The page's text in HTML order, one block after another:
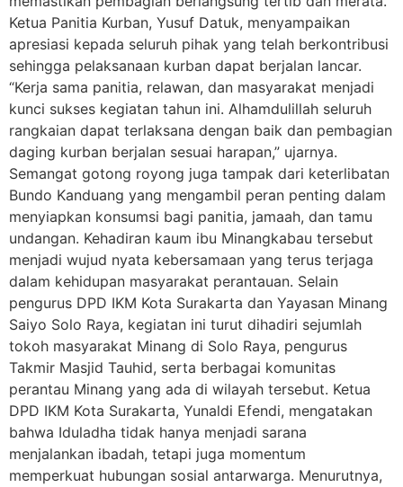
Ketua Panitia Kurban, Yusuf Datuk, menyampaikan
apresiasi kepada seluruh pihak yang telah berkontribusi
sehingga pelaksanaan kurban dapat berjalan lancar.
“Kerja sama panitia, relawan, dan masyarakat menjadi
kunci sukses kegiatan tahun ini. Alhamdulillah seluruh
rangkaian dapat terlaksana dengan baik dan pembagian
daging kurban berjalan sesuai harapan,” ujarnya.
Semangat gotong royong juga tampak dari keterlibatan
Bundo Kanduang yang mengambil peran penting dalam
menyiapkan konsumsi bagi panitia, jamaah, dan tamu
undangan. Kehadiran kaum ibu Minangkabau tersebut
menjadi wujud nyata kebersamaan yang terus terjaga
dalam kehidupan masyarakat perantauan. Selain
pengurus DPD IKM Kota Surakarta dan Yayasan Minang
Saiyo Solo Raya, kegiatan ini turut dihadiri sejumlah
tokoh masyarakat Minang di Solo Raya, pengurus
Takmir Masjid Tauhid, serta berbagai komunitas
perantau Minang yang ada di wilayah tersebut. Ketua
DPD IKM Kota Surakarta, Yunaldi Efendi, mengatakan
bahwa Iduladha tidak hanya menjadi sarana
menjalankan ibadah, tetapi juga momentum
memperkuat hubungan sosial antarwarga. Menurutnya,